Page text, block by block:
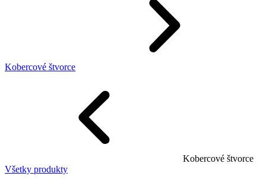
Kobercové štvorce
Kobercové štvorce
Všetky produkty